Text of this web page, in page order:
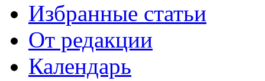
Избранные статьи
От редакции
Календарь